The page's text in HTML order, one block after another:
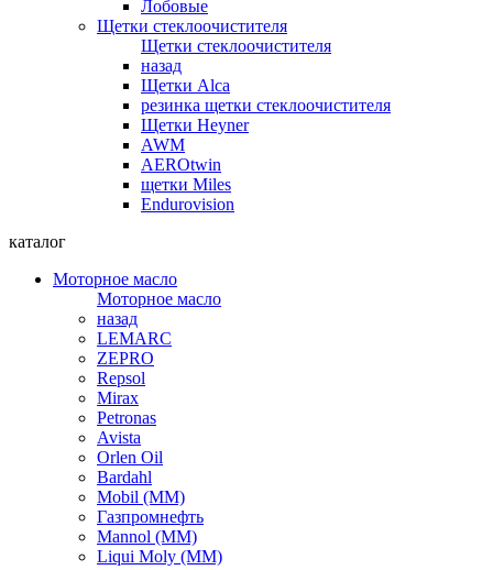
Лобовые
Щетки стеклоочистителя
Щетки стеклоочистителя
назад
Щетки Alca
резинка щетки стеклоочистителя
Щетки Heyner
AWM
AEROtwin
щетки Miles
Endurovision
каталог
Моторное масло
Моторное масло
назад
LEMARC
ZEPRO
Repsol
Mirax
Petronas
Avista
Orlen Oil
Bardahl
Mobil (ММ)
Газпромнефть
Mannol (ММ)
Liqui Moly (ММ)